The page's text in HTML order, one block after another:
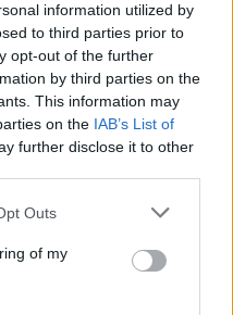
information utilized by
to third parties prior to
opt-out of the further
by third parties on the
This information may
on the IAB’s List of
further disclose it to other
Outs
of my